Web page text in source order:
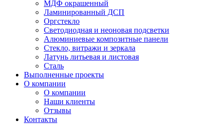
МДФ окрашенный
Ламинированный ДСП
Оргстекло
Светодиодная и неоновая подсветки
Алюминиевые композитные панели
Стекло, витражи и зеркала
Латунь литьевая и листовая
Сталь
Выполненные проекты
О компании
О компании
Наши клиенты
Отзывы
Контакты